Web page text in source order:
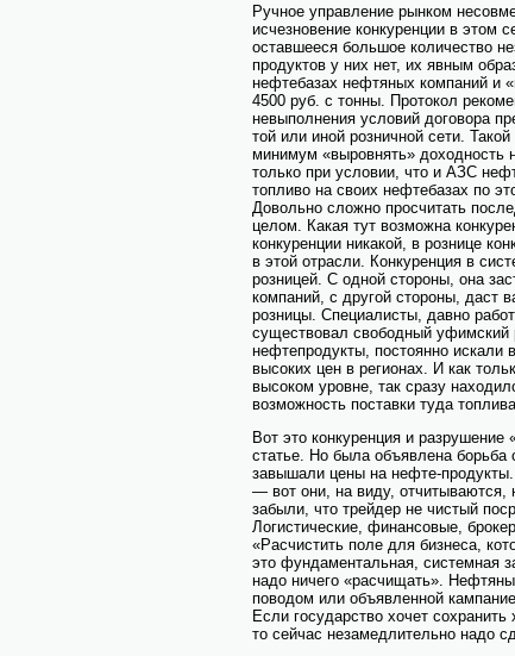
Ручное управление рынком
исчезновение конкуренции в этом
оставшееся большое количество
продуктов у них нет, их явным
нефтебазах нефтяных компаний и
4500 руб. с тонны. Протокол
невыполнения условий договора
той или иной розничной сети.
минимум «выровнять» доходность
только при условии, что и АЗС
топливо на своих нефтебазах по
Довольно сложно просчитать
целом. Какая тут возможна
конкуренции никакой, в рознице
в этой отрасли. Конкуренция в
розницей. С одной стороны, она
компаний, с другой стороны, даст
розницы. Специалисты, давно
существовал свободный уфимский
нефтепродукты, постоянно искали
высоких цен в регионах. И как
высоком уровне, так сразу
возможность поставки туда
Вот это конкуренция и
статье. Но была объявлена борьба
завышали цены на нефте-
— вот они, на виду, отчитываются,
забыли, что трейдер не чистый
Логистические, финансовые,
«Расчистить поле для бизнеса,
это фундаментальная, системная
надо ничего «расчищать».
поводом или объявленной
Если государство хочет
то сейчас незамедлительно надо